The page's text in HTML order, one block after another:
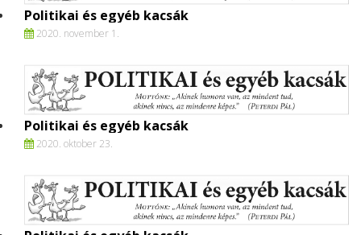
Politikai és egyéb kacsák
2020. november 1.
Politikai és egyéb kacsák
2020. oktober 23.